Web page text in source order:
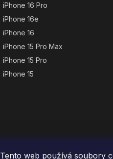
Tento web používá soubory
iPhone 16 Pro
iPhone 16e
iPhone 16
iPhone 15 Pro Max
iPhone 15 Pro
iPhone 15